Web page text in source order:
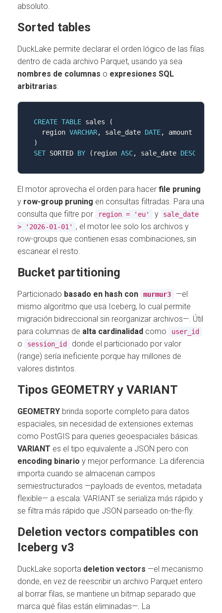
absoluto.
Sorted tables
DuckLake permite declarar el orden lógico de las filas
dentro de cada archivo Parquet, usando ya sea
nombres de columnas o expresiones SQL
arbitrarias:
CREATE TABLE sales
(
  region
VARCHAR, sale_date DATE, amount
)
SET SORTED BY ( region ASC, sale_date DESC
El motor aprovecha el orden para hacer file pruning
y row-group pruning en consultas filtradas. Para una
consulta que filtre por
region = 'eu' y
sale_date
> '2026-01-01'
, el motor lee solo los archivos y
row-groups que contienen esas combinaciones, sin
escanear el resto.
Bucket partitioning
Particionado basado en hash con murmur3
—el
mismo algoritmo que usa Iceberg, lo cual permite
migración bidireccional sin reorganizar archivos—. Útil
para columnas de alta cardinalidad como user_id
o session_id
donde el particionado por valor
(range) sería ineficiente porque hay millones de
valores distintos.
Tipos GEOMETRY y VARIANT
GEOMETRY brinda soporte completo para datos
espaciales, sin necesidad de extensiones externas
como PostGIS para queries geoespaciales básicas.
VARIANT es el tipo equivalente a JSON pero con
encoding binario y mejor performance. La diferencia
importa cuando se almacenan campos
semiestructurados —payloads de eventos, metadata
flexible— a escala: VARIANT se serializa más rápido y
se filtra más rápido que JSON parseado on-the-fly.
Deletion vectors compatibles con
Iceberg v3
DuckLake soporta deletion vectors —el mecanismo
donde, en vez de reescribir un archivo Parquet entero
al borrar filas, se mantiene un bitmap separado que
marca qué filas están eliminadas—. La